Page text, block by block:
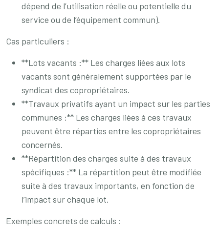
dépend de l’utilisation réelle ou potentielle du
service ou de l’équipement commun).
Cas particuliers :
**Lots vacants :** Les charges liées aux lots
vacants sont généralement supportées par le
syndicat des copropriétaires.
**Travaux privatifs ayant un impact sur les parties
communes :** Les charges liées à ces travaux
peuvent être réparties entre les copropriétaires
concernés.
**Répartition des charges suite à des travaux
spécifiques :** La répartition peut être modifiée
suite à des travaux importants, en fonction de
l’impact sur chaque lot.
Exemples concrets de calculs :